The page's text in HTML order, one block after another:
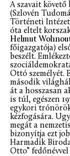
A szavait követő
(Szlovén
Történeti
óta eltelt
Helmut
főigazgatója)
beszélt.
Ottó személyét.
második
át a hosszasan
is túl, egészen
egykori
kézfogására.
megát a
bizonyítja ezt
Harmadik
Otto”